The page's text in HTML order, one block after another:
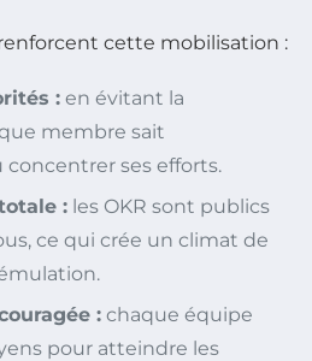
cette mobilisation :
: en évitant la
membre sait
ses efforts.
: les OKR sont publics
ce qui crée un climat de
: chaque équipe
pour atteindre les